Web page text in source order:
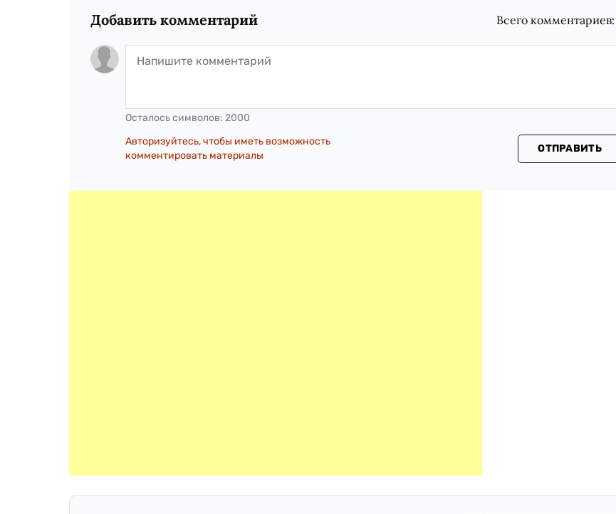
Добавить комментарий Всего комментариев:
Осталось символов: 2000
Авторизуйтесь, чтобы иметь возможность
комментировать материалы
ОТПРАВИТЬ